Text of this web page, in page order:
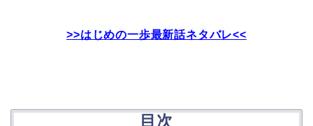
>>はじめの一歩最新話ネタバレ<<
目次